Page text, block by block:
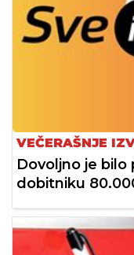
VEČERAŠNJE
Dovoljno je bilo
dobitniku